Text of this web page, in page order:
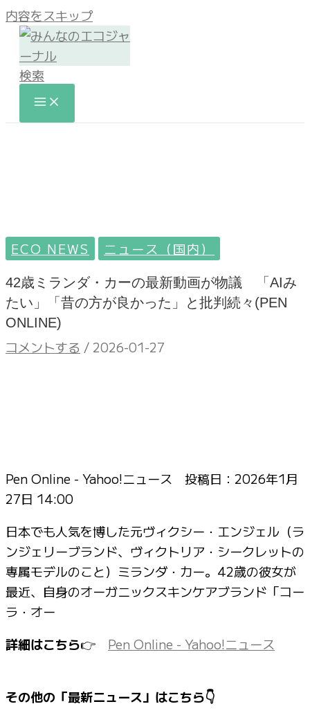
内容をスキップ
検索
ECO NEWS ニュース（国内）
42歳ミランダ・カーの最新動画が物議 「AIみ
たい」「昔の方が良かった」と批判続々(PEN
ONLINE)
コメントする / 2026-01-27
Pen Online - Yahoo!ニュース 投稿日： 2026年1月
27日 14:00
日本でも人気を博した元ヴィクシー・エンジェル（ラ
ンジェリーブランド、ヴィクトリア・シークレットの
専属モデルのこと）ミランダ・カー。42歳の彼女が
最近、自身のオーガニックスキンケアブランド「コー
ラ・オー
詳細はこちら👉 Pen Online - Yahoo!ニュース
その他の「最新ニュース」はこちら👇